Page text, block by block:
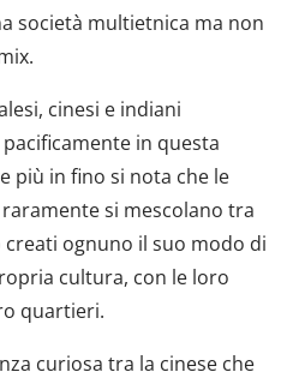
società multietnica ma non
cinesi e indiani
in questa
più in fino si nota che le
si mescolano tra
ognuno il suo modo di
cultura, con le loro
quartieri.
curiosa tra la cinese che